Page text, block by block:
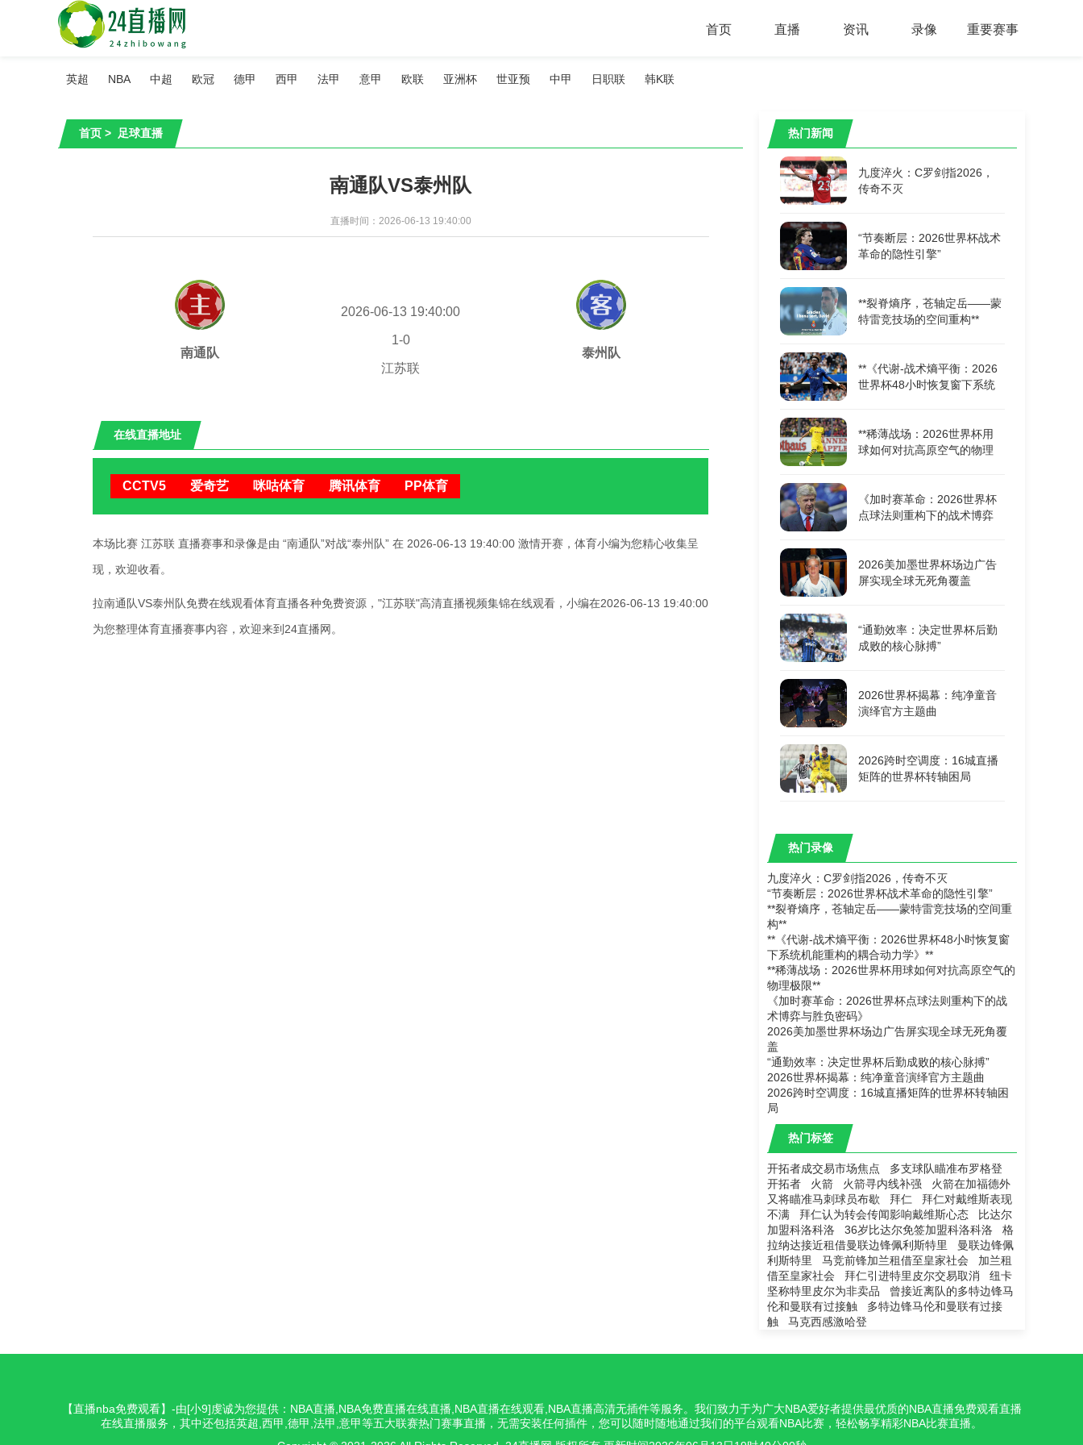
首页 直播 资讯 录像 重要赛事
英超 NBA 中超 欧冠 德甲 西甲 法甲 意甲 欧联 亚洲杯 世亚预 中甲 日职联 韩K联
首页 > 足球直播
南通队VS泰州队
直播时间：2026-06-13 19:40:00
南通队
2026-06-13 19:40:00
1-0
江苏联
泰州队
在线直播地址
CCTV5 爱奇艺 咪咕体育 腾讯体育 PP体育
本场比赛 江苏联 直播赛事和录像是由 “南通队”对战“泰州队” 在 2026-06-13 19:40:00 激情开赛，体育小编为您精心收集呈
现，欢迎收看。
拉南通队VS泰州队免费在线观看体育直播各种免费资源，"江苏联"高清直播视频集锦在线观看，小编在2026-06-13 19:40:00
为您整理体育直播赛事内容，欢迎来到24直播网。
热门新闻
九度淬火：C罗剑指2026，
传奇不灭
“节奏断层：2026世界杯战术
革命的隐性引擎”
**裂脊熵序，苍轴定岳——蒙
特雷竞技场的空间重构**
**《代谢-战术熵平衡：2026
世界杯48小时恢复窗下系统
**稀薄战场：2026世界杯用
球如何对抗高原空气的物理
《加时赛革命：2026世界杯
点球法则重构下的战术博弈
2026美加墨世界杯场边广告
屏实现全球无死角覆盖
“通勤效率：决定世界杯后勤
成败的核心脉搏”
2026世界杯揭幕：纯净童音
演绎官方主题曲
2026跨时空调度：16城直播
矩阵的世界杯转轴困局
热门录像
九度淬火：C罗剑指2026，传奇不灭
“节奏断层：2026世界杯战术革命的隐性引擎”
**裂脊熵序，苍轴定岳——蒙特雷竞技场的空间重
构**
**《代谢-战术熵平衡：2026世界杯48小时恢复窗
下系统机能重构的耦合动力学》**
**稀薄战场：2026世界杯用球如何对抗高原空气的
物理极限**
《加时赛革命：2026世界杯点球法则重构下的战
术博弈与胜负密码》
2026美加墨世界杯场边广告屏实现全球无死角覆
盖
“通勤效率：决定世界杯后勤成败的核心脉搏”
2026世界杯揭幕：纯净童音演绎官方主题曲
2026跨时空调度：16城直播矩阵的世界杯转轴困
局
热门标签
开拓者成交易市场焦点
多支球队瞄准布罗格登
开拓者
火箭 火箭寻内线补强
火箭在加福德外
又将瞄准马刺球员布歇
拜仁
拜仁对戴维斯表现
不满
拜仁认为转会传闻影响戴维斯心态
比达尔
加盟科洛科洛
36岁比达尔免签加盟科洛科洛
格
拉纳达接近租借曼联边锋佩利斯特里
曼联边锋佩
利斯特里
马竞前锋加兰租借至皇家社会
加兰租
借至皇家社会
拜仁引进特里皮尔交易取消
纽卡
坚称特里皮尔为非卖品
曾接近离队的多特边锋马
伦和曼联有过接触
多特边锋马伦和曼联有过接
触
马克西感激哈登
【直播nba免费观看】-由[小9]虔诚为您提供：NBA直播,NBA免费直播在线直播,NBA直播在线观看,NBA直播高清无插件等服务。我们致力于为广大NBA爱好者提供最优质的NBA直播免费观看直播
在线直播服务，其中还包括英超,西甲,德甲,法甲,意甲等五大联赛热门赛事直播，无需安装任何插件，您可以随时随地通过我们的平台观看NBA比赛，轻松畅享精彩NBA比赛直播。